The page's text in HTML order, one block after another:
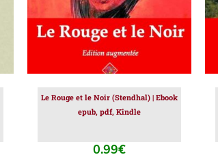
Le Rouge et le Noir (Stendhal) | Ebook
epub, pdf, Kindle
0.99€